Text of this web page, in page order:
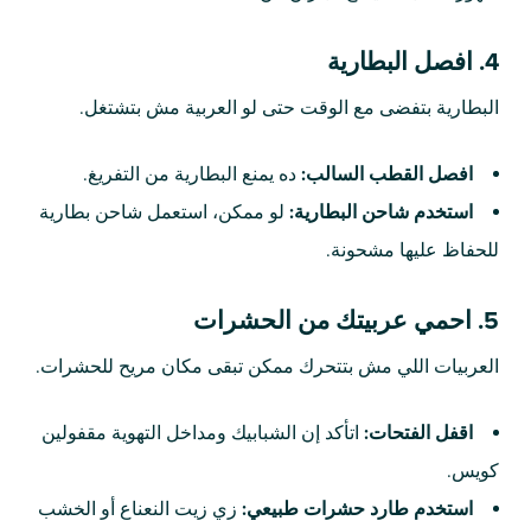
4. افصل البطارية
البطارية بتفضى مع الوقت حتى لو العربية مش بتشتغل.
افصل القطب السالب:ده يمنع البطارية من التفريغ.
استخدم شاحن البطارية:لو ممكن، استعمل شاحن بطارية
للحفاظ عليها مشحونة.
5. احمي عربيتك من الحشرات
العربيات اللي مش بتتحرك ممكن تبقى مكان مريح للحشرات.
اقفل الفتحات:اتأكد إن الشبابيك ومداخل التهوية مقفولين
كويس.
استخدم طارد حشرات طبيعي:زي زيت النعناع أو الخشب